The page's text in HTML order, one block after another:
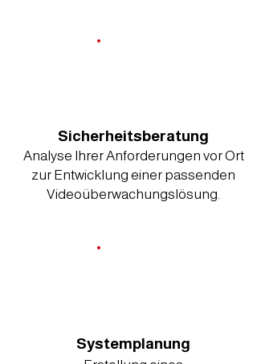
Sicherheitsberatung
Analyse Ihrer Anforderungen vor Ort
zur Entwicklung einer passenden
Videoüberwachungslösung.
Systemplanung